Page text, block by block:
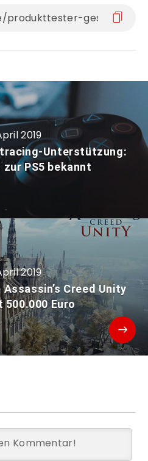
2019
Unterstützung:
PS5 bekannt
2019
Creed Unity
500.000 Euro